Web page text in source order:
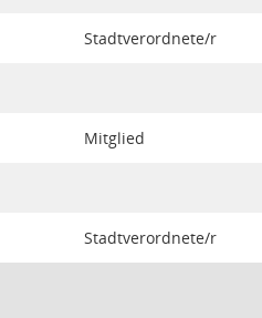
Stadtverordnete/r
Mitglied
Stadtverordnete/r